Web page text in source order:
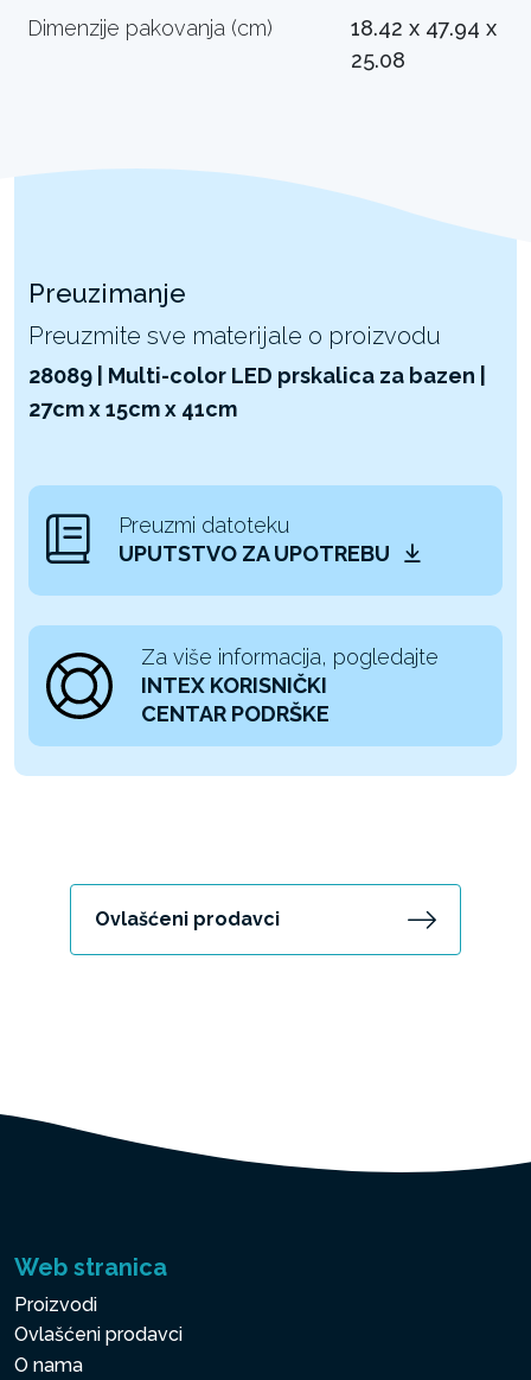
Dimenzije pakovanja (cm)
18.42 x 47.94 x
25.08
Preuzimanje
Preuzmite sve materijale o proizvodu
28089 | Multi-color LED prskalica za bazen |
27cm x 15cm x 41cm
Preuzmi datoteku
UPUTSTVO ZA UPOTREBU
Za više informacija, pogledajte
INTEX KORISNIČKI
CENTAR PODRŠKE
Ovlašćeni prodavci
Web stranica
Proizvodi
Ovlašćeni prodavci
O nama